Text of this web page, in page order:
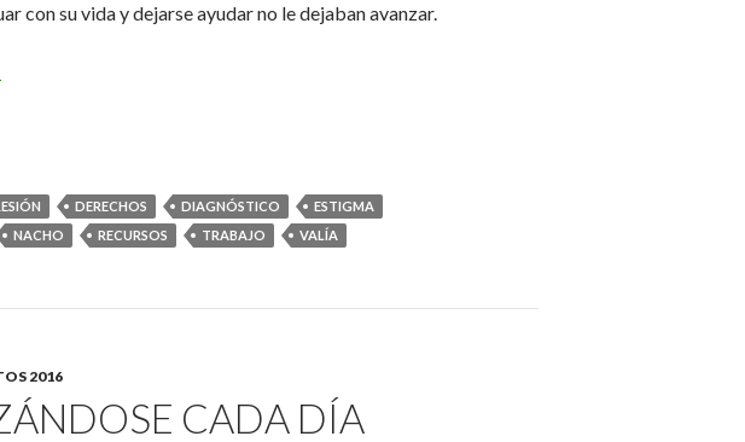
con su vida y dejarse ayudar no le dejaban avanzar.
a un destierro
DERECHOS DIAGNÓSTICO
ESTIGMA
NACHO RECURSOS TRABAJO VALÍA
2016
CADA DÍA